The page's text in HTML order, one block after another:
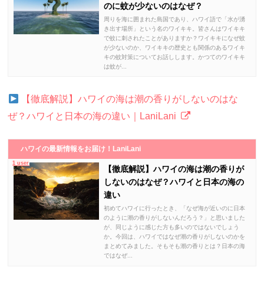
のに蚊が少ないのはなぜ？
周りを海に囲まれた島国であり、ハワイ語で「水が湧
き出す場所」という名のワイキキ。皆さんはワイキキ
で蚊に刺されたことがありますか？ワイキキになぜ蚊
が少ないのか、ワイキキの歴史とも関係のあるワイキ
キの蚊対策についてお話しします。かつてのワイキキ
は蚊が...
【徹底解説】ハワイの海は潮の香りがしないのはな
ぜ？ハワイと日本の海の違い｜LaniLani
ハワイの最新情報をお届け！LaniLani
1 user
【徹底解説】ハワイの海は潮の香りが
しないのはなぜ？ハワイと日本の海の
違い
初めてハワイに行ったとき、「なぜ海が近いのに日本
のように潮の香りがしないんだろう？」と思いました
が、同じように感じた方も多いのではないでしょう
か。今回は、ハワイではなぜ潮の香りがしないのかを
まとめてみました。そもそも潮の香りとは？日本の海
ではなぜ...